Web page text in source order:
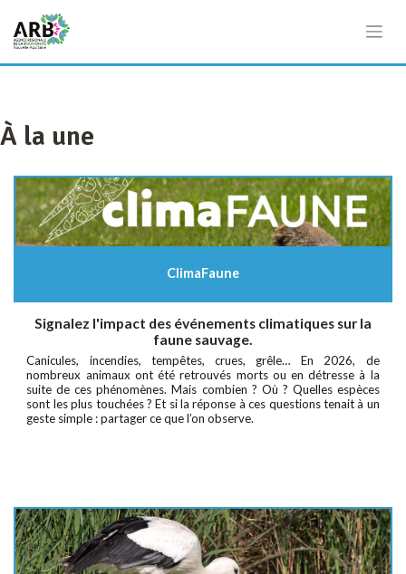
À la une
ClimaFaune
Signalez l'impact des événements climatiques sur la
faune sauvage.
Canicules, incendies, tempêtes, crues, grêle…En 2026, de
nombreux animaux ont été retrouvés morts ou en détresse à la
suite de ces phénomènes. Mais combien ? Où ? Quelles espèces
sont les plus touchées ?Et si la réponse à ces questions tenait à un
geste simple : partager ce que l’on observe.